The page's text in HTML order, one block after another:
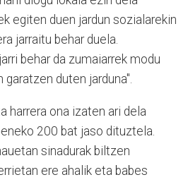
egiten duen jardun sozialarekin
jarraitu behar duela.
behar da zumaiarrek modu
duten jarduna".
harrera ona izaten ari dela
200 bat jaso dituztela.
sinadurak biltzen
ere ahalik eta babes